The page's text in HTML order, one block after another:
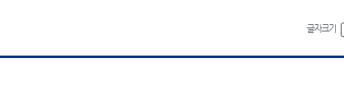
글자크기